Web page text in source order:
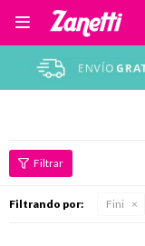

Filtrando por: Fini